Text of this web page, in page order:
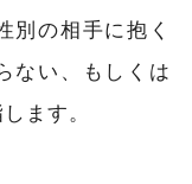
別の相手に抱く
ない、もしくは
ます。